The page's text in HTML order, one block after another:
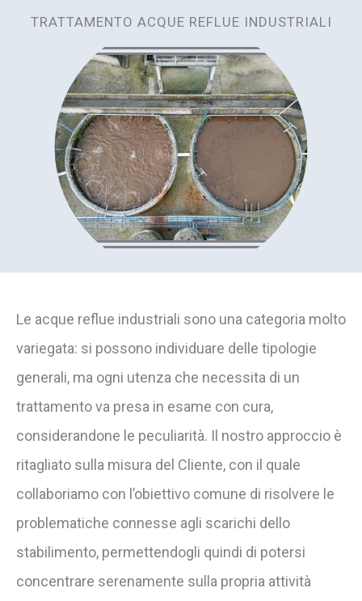
TRATTAMENTO ACQUE REFLUE INDUSTRIALI
Le acque reflue industriali sono una categoria molto
variegata: si possono individuare delle tipologie
generali, ma ogni utenza che necessita di un
trattamento va presa in esame con cura,
considerandone le peculiarità. Il nostro approccio è
ritagliato sulla misura del Cliente, con il quale
collaboriamo con l’obiettivo comune di risolvere le
problematiche connesse agli scarichi dello
stabilimento, permettendogli quindi di potersi
concentrare serenamente sulla propria attività